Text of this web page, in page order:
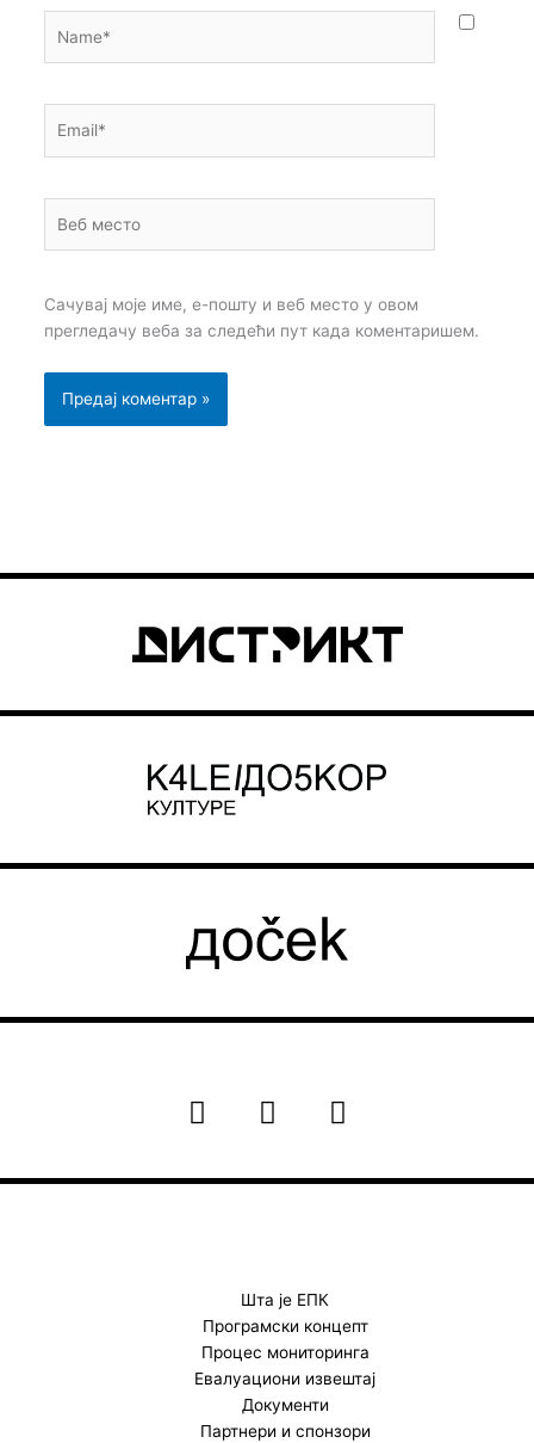
место
Сачувај моје име, е-пошту и веб место у овом
прегледачу веба за следећи пут када коментаришем.
F
a
e
I
n
t
a
m
Y
o
t
Шта је ЕПК
Програмски концепт
Процес мониторинга
Евалуациони извештај
Документи
Партнери и спонзори